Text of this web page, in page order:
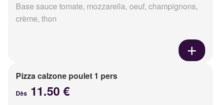
Base sauce tomate, mozzarella, oeuf, champignons,
crème, thon
Pizza calzone poulet 1 pers
Dès 11.50 €